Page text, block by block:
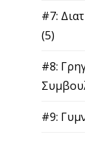
#7:
(5)
#8:
#9: